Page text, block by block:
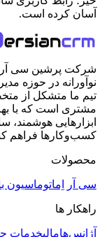
آسان کرده است.
تیم ما متشکل از
مشتری است که با
ابزارهایی هوشمند،
کسب‌وکارها فراهم
محصولات
سی آر اِماتوماسیون
راهکار ها
آژانس‌هامالیخدمات